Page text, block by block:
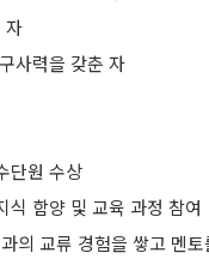
자
사력을 갖춘 자
단원 수상
함양 및 교육 과정 참여
의 교류 경험을 쌓고 멘